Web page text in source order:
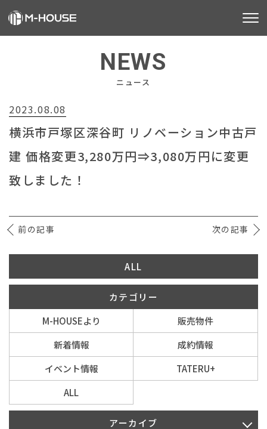
不動産事業
建築事業
会社情報
イベント情報
0120-800-108
営業時間／10：00〜19：00 定休日／水曜日
NEWS
ニュース
2023.08.08
横浜市戸塚区深谷町 リノベーション中古戸
建 価格変更3,280万円⇒3,080万円に変更
致しました！
前の記事 次の記事
ALL
カテゴリー
M-HOUSEより
販売物件
新着情報
成約情報
イベント情報
TATERU+
ALL
アーカイブ